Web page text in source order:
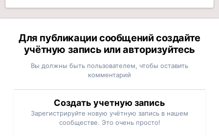
Для публикации сообщений создайте
учётную запись или авторизуйтесь
Вы должны быть пользователем, чтобы оставить
комментарий
Создать учетную запись
Зарегистрируйте новую учётную запись в нашем
сообществе. Это очень просто!